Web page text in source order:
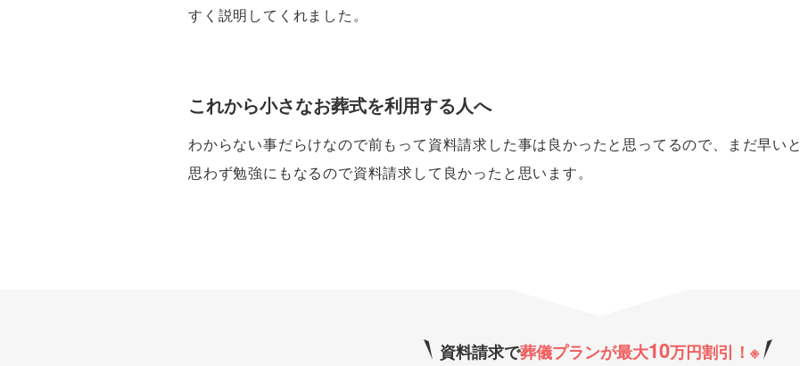
すく説明してくれました。
これから小さなお葬式を利用する人へ
わからない事だらけなので前もって資料請求した事は良かったと思ってるので、まだ早いと
思わず勉強にもなるので資料請求して良かったと思います。
資料請求で葬儀プランが最大10万円割引！ ※